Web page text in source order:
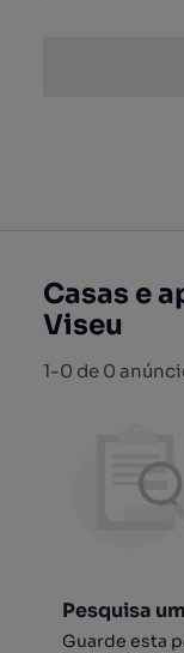
Casas e
Viseu
1-0 de 0
Pesquisa
Guarde esta